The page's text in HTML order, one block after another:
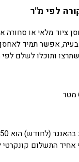
לפי מ"ר
ציוד מלאי או סחורה
בעיה, אפשר תמיד
ותוכלו לשלם
(לחודש) הוא 150 ש"ח + מע"מ
אחיד התשלום